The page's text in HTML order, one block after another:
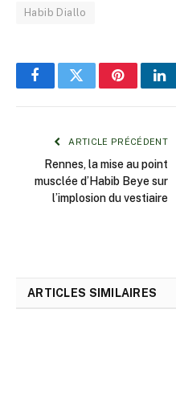
Habib Diallo
FacebookTwitterPinterest
ARTICLE PRÉCÉDENT
Rennes, la mise au point
musclée d’Habib Beye sur
l’implosion du vestiaire
ARTICLES SIMILAIRES